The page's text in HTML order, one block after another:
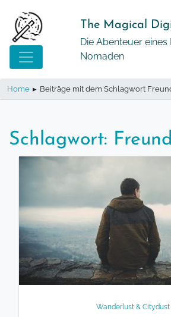
zum
Inhalt
The Magical
Die Abenteuer eines
Nomaden
Home ▸ Beiträge mit dem Schlagwort
Schlagwort:
Wanderlust & Citydust